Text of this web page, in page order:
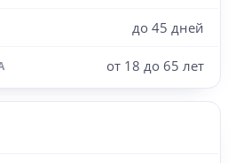
до 45 дней
от 18 до 65 лет